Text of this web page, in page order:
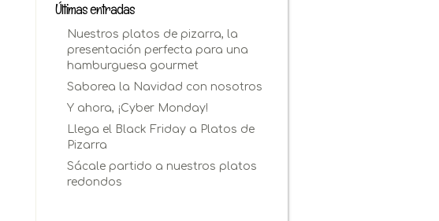
Últimas entradas
Nuestros platos de pizarra, la
presentación perfecta para una
hamburguesa gourmet
Saborea la Navidad con nosotros
Y ahora, ¡Cyber Monday!
Llega el Black Friday a Platos de
Pizarra
Sácale partido a nuestros platos
redondos